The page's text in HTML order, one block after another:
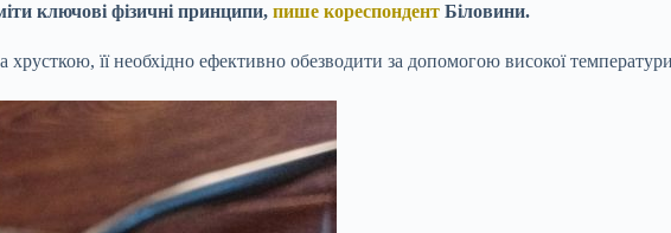
ключові фізичні принципи, пише кореспондент Біловини.
її необхідно ефективно обезводити за допомогою високої температури